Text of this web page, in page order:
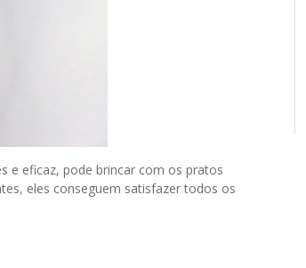
e eficaz, pode brincar com os pratos
eles conseguem satisfazer todos os